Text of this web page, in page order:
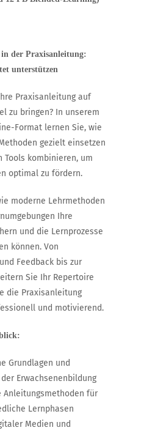
der Praxisanleitung:
unterstützen
Praxisanleitung auf
zu bringen? In unserem
Format lernen Sie, wie
gezielt einsetzen
kombinieren, um
optimal zu fördern.
moderne Lehrmethoden
Ihre
und die Lernprozesse
können. Von
Feedback bis zur
Sie Ihr Repertoire
die Praxisanleitung
und motivierend.
Grundlagen und
Erwachsenenbildung
Anleitungsmethoden für
Lernphasen
Medien und